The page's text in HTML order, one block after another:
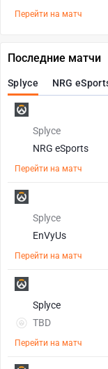
Перейти на матч
Последние матчи
Splyce NRG
Splyce
NRG eSports
Перейти на матч
Splyce
EnVyUs
Перейти на матч
Splyce
TBD
Перейти на матч